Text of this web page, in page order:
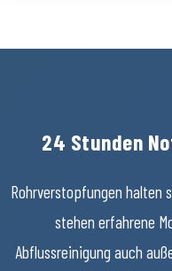
24 Stunden
Rohrverstopfungen halten
stehen erfahrene
Abflussreinigung auch